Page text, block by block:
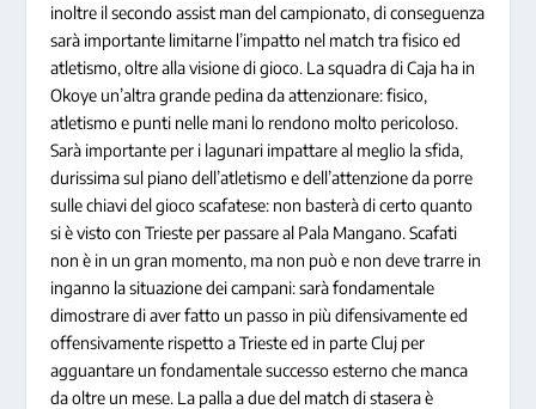
inoltre il secondo assist man del campionato, di conseguenza
sarà importante limitarne l’impatto nel match tra fisico ed
atletismo, oltre alla visione di gioco. La squadra di Caja ha in
Okoye un’altra grande pedina da attenzionare: fisico,
atletismo e punti nelle mani lo rendono molto pericoloso.
Sarà importante per i lagunari impattare al meglio la sfida,
durissima sul piano dell’atletismo e dell’attenzione da porre
sulle chiavi del gioco scafatese: non basterà di certo quanto
si è visto con Trieste per passare al Pala Mangano. Scafati
non è in un gran momento, ma non può e non deve trarre in
inganno la situazione dei campani: sarà fondamentale
dimostrare di aver fatto un passo in più difensivamente ed
offensivamente rispetto a Trieste ed in parte Cluj per
agguantare un fondamentale successo esterno che manca
da oltre un mese. La palla a due del match di stasera è